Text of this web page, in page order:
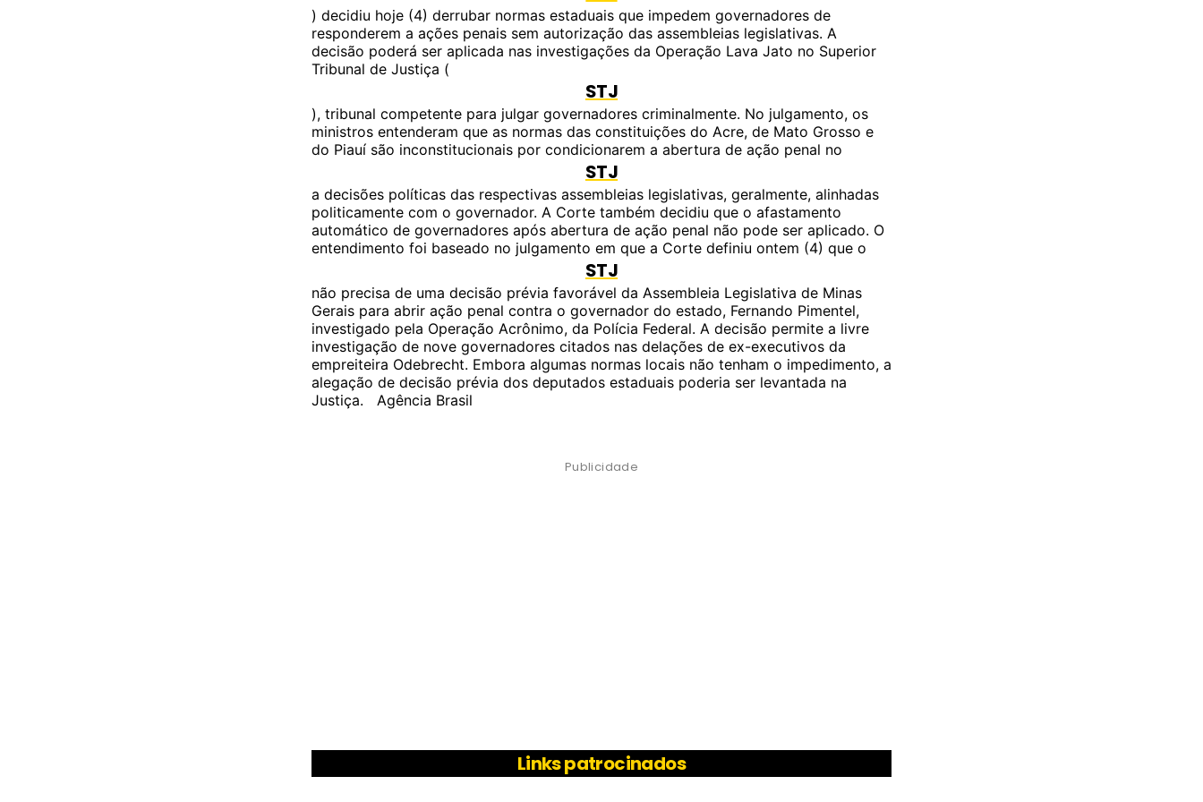
) decidiu hoje (4) derrubar normas estaduais que impedem governadores de
responderem a ações penais sem autorização das assembleias legislativas. A
decisão poderá ser aplicada nas investigações da Operação Lava Jato no Superior
Tribunal de Justiça (
STJ
), tribunal competente para julgar governadores criminalmente. No julgamento, os
ministros entenderam que as normas das constituições do Acre, de Mato Grosso e
do Piauí são inconstitucionais por condicionarem a abertura de ação penal no
STJ
a decisões políticas das respectivas assembleias legislativas, geralmente, alinhadas
politicamente com o governador. A Corte também decidiu que o afastamento
automático de governadores após abertura de ação penal não pode ser aplicado. O
entendimento foi baseado no julgamento em que a Corte definiu ontem (4) que o
STJ
não precisa de uma decisão prévia favorável da Assembleia Legislativa de Minas
Gerais para abrir ação penal contra o governador do estado, Fernando Pimentel,
investigado pela Operação Acrônimo, da Polícia Federal. A decisão permite a livre
investigação de nove governadores citados nas delações de ex-executivos da
empreiteira Odebrecht. Embora algumas normas locais não tenham o impedimento, a
alegação de decisão prévia dos deputados estaduais poderia ser levantada na
Justiça. Agência Brasil
Publicidade
Links patrocinados